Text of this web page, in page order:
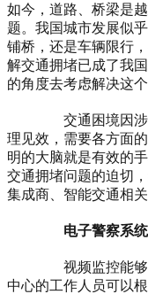
如今，道路、桥梁是
题。我国城市发展似
铺桥，还是车辆限行
解交通拥堵已成了我
的角度去考虑解决这个
交通困境因涉
理见效，需要各方面
明的大脑就是有效的
交通拥堵问题的迫切
集成商、智能交通相
电子警察系统
视频监控能够
中心的工作人员可以